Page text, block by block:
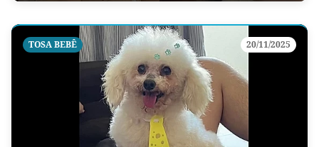
TOSA BEBÊ 20/11/2025